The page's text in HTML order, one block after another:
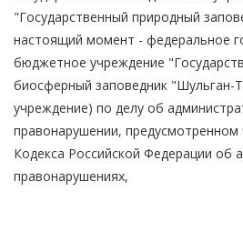
"Государственный природный
настоящий момент - федеральное
бюджетное учреждение
биосферный заповедник "Шульган-
учреждение) по делу об
правонарушении, предусмотренном
Кодекса Российской Федерации об
правонарушениях,